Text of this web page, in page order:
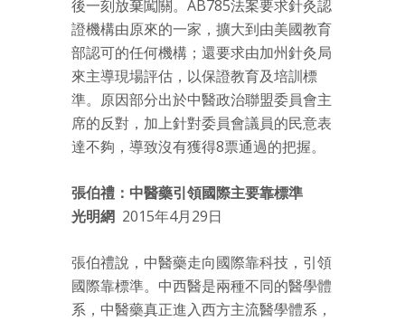
後一刻放棄闖關。AB785法案要求針灸認
證機構由原來的一家，擴大到由美國教育
部認可的任何機構；還要求由加州針灸局
來主導現場評估，以保證教育及培訓標
準。原因部分出於中醫政治聯盟委員會主
席的反對，加上針對委員會議員的民意表
達不夠，導致沒有獲得8票通過的把握。
張伯禮：中醫藥引領國際主要靠標準
光明網 2015年4月29日
張伯禮說，中醫藥走向國際靠科技，引領
國際靠標準。中西醫是兩種不同的醫學體
系，中醫藥真正進入西方主流醫學體系，